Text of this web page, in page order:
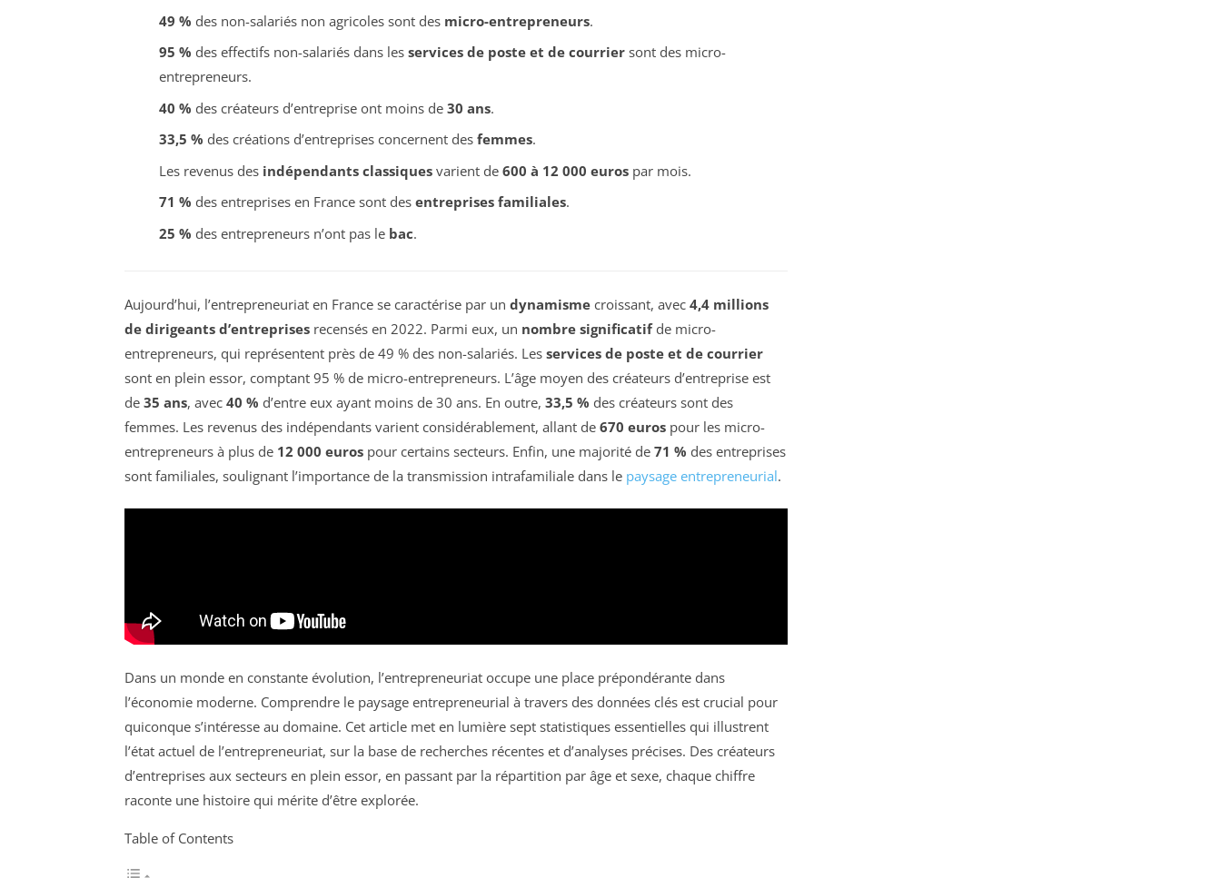
49 % des non-salariés non agricoles sont des micro-entrepreneurs.
95 % des effectifs non-salariés dans les services de poste et de courriersont des micro-
entrepreneurs.
40 % des créateurs d’entreprise ont moins de 30 ans.
33,5 % des créations d’entreprises concernent des femmes.
Les revenus des indépendants classiquesvarient de 600 à 12 000 eurospar mois.
71 % des entreprises en France sont des entreprises familiales.
25 % des entrepreneurs n’ont pas le bac.
Aujourd’hui, l’entrepreneuriat en France se caractérise par un dynamisme croissant, avec 4,4 millions
de dirigeants d’entreprises recensés en 2022. Parmi eux, un nombre significatifde micro-
entrepreneurs, qui représentent près de 49 % des non-salariés. Les services de poste et de courrier
sont en plein essor, comptant 95 % de micro-entrepreneurs. L’âge moyen des créateurs d’entreprise est
de 35 ans, avec 40 % d’entre eux ayant moins de 30 ans. En outre, 33,5 % des créateurs sont des
femmes. Les revenus des indépendants varient considérablement, allant de 670 euros pour les micro-
entrepreneurs à plus de 12 000 euros pour certains secteurs. Enfin, une majorité de 71 % des entreprises
sont familiales, soulignant l’importance de la transmission intrafamiliale dans le paysage entrepreneurial.
Dans un monde en constante évolution, l’entrepreneuriat occupe une place prépondérante dans
l’économie moderne. Comprendre le paysage entrepreneurial à travers des données clés est crucial pour
quiconque s’intéresse au domaine. Cet article met en lumière sept statistiques essentielles qui illustrent
l’état actuel de l’entrepreneuriat, sur la base de recherches récentes et d’analyses précises. Des créateurs
d’entreprises aux secteurs en plein essor, en passant par la répartition par âge et sexe, chaque chiffre
raconte une histoire qui mérite d’être explorée.
Table of Contents